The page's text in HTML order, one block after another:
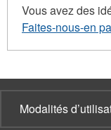
Vous avez des
Faites-nous-en
Modalités